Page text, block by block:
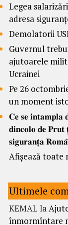
Legea
adresa
Demolatorii
Guvernul
ajutoarele
Ucrainei
Pe 26
un moment
𝐂𝐞 𝐬𝐞 𝐢𝐧𝐭𝐚𝐦𝐩𝐥𝐚
𝐝𝐢𝐧𝐜𝐨𝐥𝐨 𝐝𝐞 𝐏𝐫𝐮𝐭
𝐬𝐢𝐠𝐮𝐫𝐚𝐧𝐭̦𝐚
Afișează toate
Ultimele
KEMAL la
înmormîntare